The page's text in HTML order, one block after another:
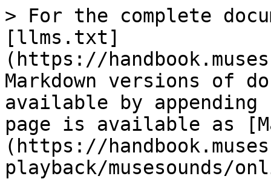
> For the complete
[llms.txt]
(https://
Markdown versions of
available by
page is available as
(https://
playback/musesounds/